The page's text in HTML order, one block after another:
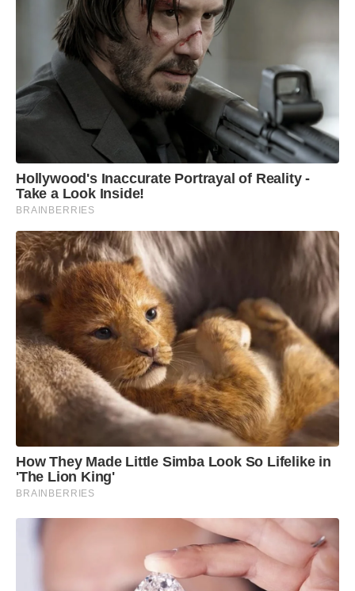
Hollywood's Inaccurate Portrayal of Reality -
Take a Look Inside!
BRAINBERRIES
How They Made Little Simba Look So Lifelike in
'The Lion King'
BRAINBERRIES